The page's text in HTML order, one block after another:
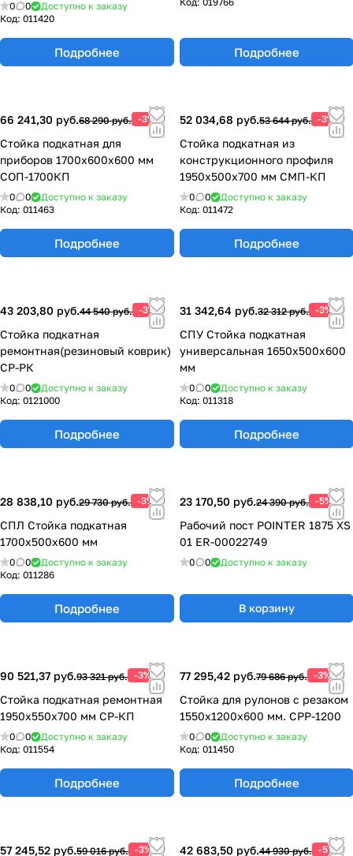
0 0
Доступно к заказу
Код: 011420
Подробнее Подробнее
66 241,30 руб.68 290 руб. -3%
Стойка подкатная для
приборов 1700х600х600 мм
СОП-1700КП
0 0
Доступно к заказу
Код: 011463
Подробнее
52 034,68 руб.53 644 руб. -3%
Стойка подкатная из
конструкционного профиля
1950х500х700 мм СМП-КП
0 0
Доступно к заказу
Код: 011472
Подробнее
43 203,80 руб.44 540 руб. -3%
Стойка подкатная
ремонтная(резиновый коврик)
СР-РК
0 0
Доступно к заказу
Код: 0121000
Подробнее
31 342,64 руб.32 312 руб. -3%
СПУ Стойка подкатная
универсальная 1650х500х600
мм
0 0
Доступно к заказу
Код: 011318
Подробнее
28 838,10 руб.29 730 руб. -3%
СПЛ Стойка подкатная
1700х500х600 мм
0 0
Доступно к заказу
Код: 011286
Подробнее
23 170,50 руб.24 390 руб. -5%
Рабочий пост POINTER 1875 XS
01 ER-00022749
0 0 Доступно к заказу
В корзину
90 521,37 руб.93 321 руб. -3%
Стойка подкатная ремонтная
1950х550х700 мм СР-КП
0 0
Доступно к заказу
Код: 011554
Подробнее
77 295,42 руб.79 686 руб. -3%
Стойка для рулонов с резаком
1550х1200х600 мм. СРР-1200
0 0
Доступно к заказу
Код: 011450
Подробнее
57 245,52 руб.59 016 руб. -3% 42 683,50 руб.44 930 руб. -5%